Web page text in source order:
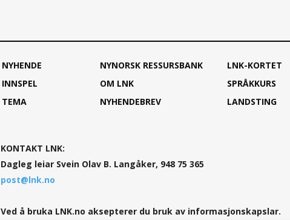
NYHENDE
INNSPEL
TEMA
NYNORSK RESSURSBANK
OM LNK
NYHENDEBREV
LNK-KORTET
SPRÅKKURS
LANDSTING
KONTAKT LNK:
Dagleg leiar Svein Olav B. Langåker, 948 75 365
post@lnk.no
Ved å bruka LNK.no aksepterer du bruk av informasjonskapslar.